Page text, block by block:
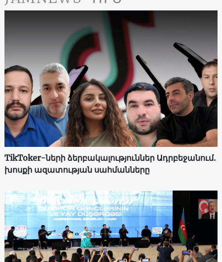
TikToker-ների ձերբակալություններ Ադրբեջանում.
խոսքի ազատության սահմանները